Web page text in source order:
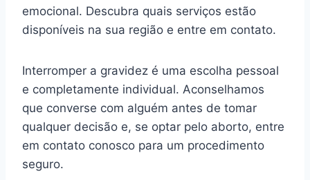
emocional. Descubra quais serviços estão
disponíveis na sua região e entre em contato.
Interromper a gravidez é uma escolha pessoal
e completamente individual. Aconselhamos
que converse com alguém antes de tomar
qualquer decisão e, se optar pelo aborto, entre
em contato conosco para um procedimento
seguro.